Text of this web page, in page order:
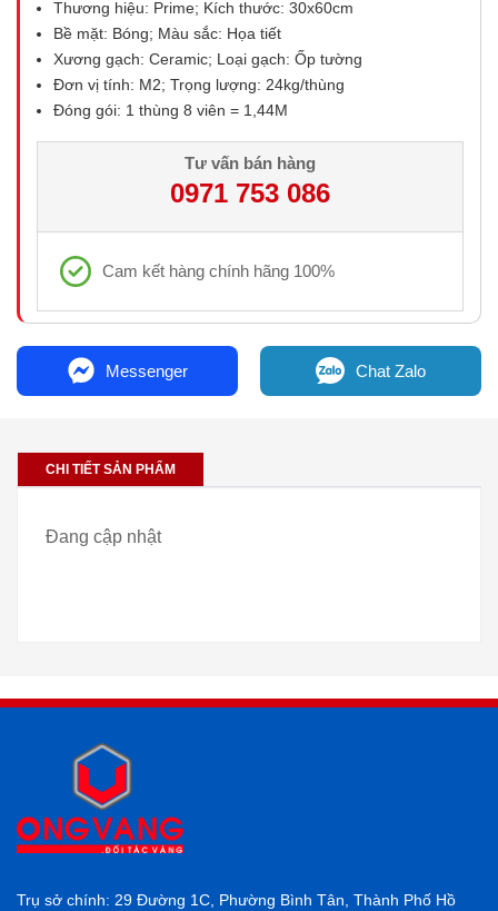
Thương hiệu: Prime; Kích thước: 30x60cm
Bề mặt: Bóng; Màu sắc: Họa tiết
Xương gạch: Ceramic; Loại gạch: Ốp tường
Đơn vị tính: M2; Trọng lượng: 24kg/thùng
Đóng gói: 1 thùng 8 viên = 1,44M
Tư vấn bán hàng
0971 753 086
Cam kết hàng chính hãng 100%
Messenger Chat Zalo
CHI TIẾT SẢN PHẨM
Đang cập nhật
Trụ sở chính: 29 Đường 1C, Phường Bình Tân, Thành Phố Hồ